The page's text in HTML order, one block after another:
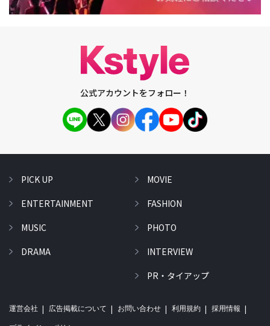
公式アカウントをフォロー！
PICK UP
ENTERTAINMENT
MUSIC
DRAMA
MOVIE
FASHION
PHOTO
INTERVIEW
PR・タイアップ
運営会社 広告掲載について お問い合わせ 利用規約 採用情報